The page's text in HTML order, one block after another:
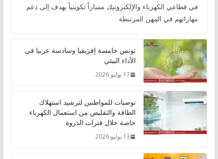
في قطاعي الكهرباء والإلكترونيك مساراً تكوينياً يهدف إلى دعم
مهاراتهم في المهن المرتبطة
تونس خامسة إفريقيا وسادسة عربيا في
الأداء البيئي
17 يوليو 2026
توصيات للمواطنين لترشيد استهلاك
الطاقة والتقليص من استعمال الكهرباء
خاصة خلال فترات الذروة
13 يوليو 2026